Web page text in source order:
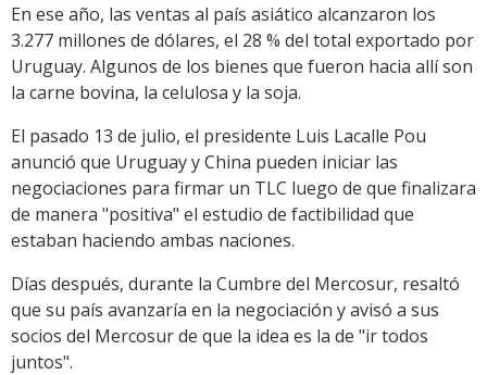
En ese año, las ventas al país asiático alcanzaron los
3.277 millones de dólares, el 28 % del total exportado por
Uruguay. Algunos de los bienes que fueron hacia allí son
la carne bovina, la celulosa y la soja.
El pasado 13 de julio, el presidente Luis Lacalle Pou
anunció que Uruguay y China pueden iniciar las
negociaciones para firmar un TLC luego de que finalizara
de manera "positiva" el estudio de factibilidad que
estaban haciendo ambas naciones.
Días después, durante la Cumbre del Mercosur, resaltó
que su país avanzaría en la negociación y avisó a sus
socios del Mercosur de que la idea es la de "ir todos
juntos".